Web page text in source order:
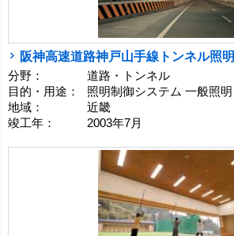
阪神高速道路神戸山手線トンネル照明
分野：
道路・トンネル
目的・用途：
照明制御システム 一般照明
地域：
近畿
竣工年：
2003年7月